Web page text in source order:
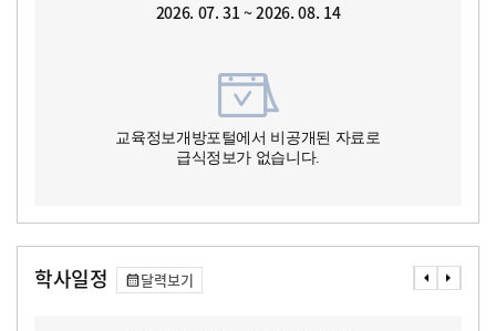
2026. 07. 31 ~ 2026. 08. 14
교육정보개방포털에서 비공개된 자료로
급식정보가 없습니다.
학사일정 달력보기